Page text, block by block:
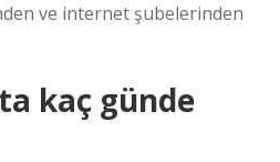
ve internet şubelerinden
kaç günde